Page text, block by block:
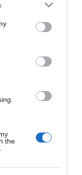
the
εταιρεία
τον αγώνα
Oracle,
ο
σε